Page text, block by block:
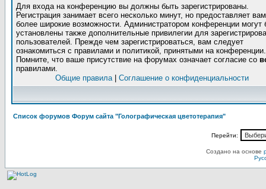
Для входа на конференцию вы должны быть зарегистрированы.
Регистрация занимает всего несколько минут, но предоставляет вам
более широкие возможности. Администратором конференции могут
установлены также дополнительные привилегии для
пользователей. Прежде чем зарегистрироваться, вам следует
ознакомиться с правилами и политикой, принятыми на конференции.
Помните, что ваше присутствие на форумах означает согласие со
правилами.
Общие правила| Соглашение о конфиденциальности
Список форумов Форум сайта "Голографическая цветотерапия"
Перейти:
Создано на основе